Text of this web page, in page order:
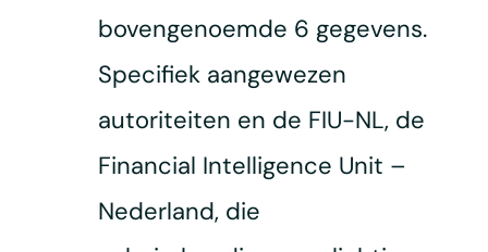
bovengenoemde 6 gegevens.
Specifiek aangewezen
autoriteiten en de FIU-NL, de
Financial Intelligence Unit –
Nederland, die